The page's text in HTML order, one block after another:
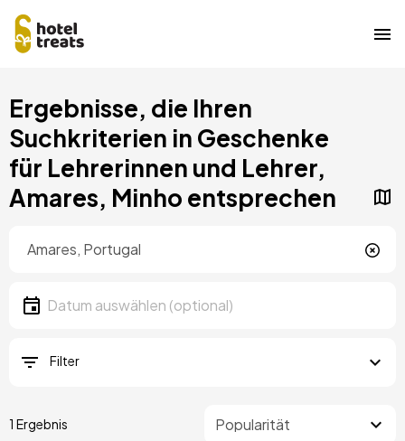
zum
Inhalt
Ergebnisse, die Ihren
Suchkriterien in Geschenke
für Lehrerinnen und Lehrer,
Amares, Minho entsprechen
Datum
Datum auswählen
Filter
1 Ergebnis